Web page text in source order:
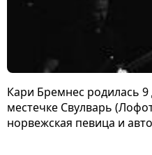
Кари Бремнес родилась 9
местечке Свулварь
норвежская певица и